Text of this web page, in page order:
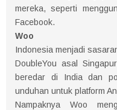
mereka, seperti
Facebook.
Woo
Indonesia menjadi
DoubleYou asal
beredar di India dan
unduhan untuk platform
Nampaknya Woo